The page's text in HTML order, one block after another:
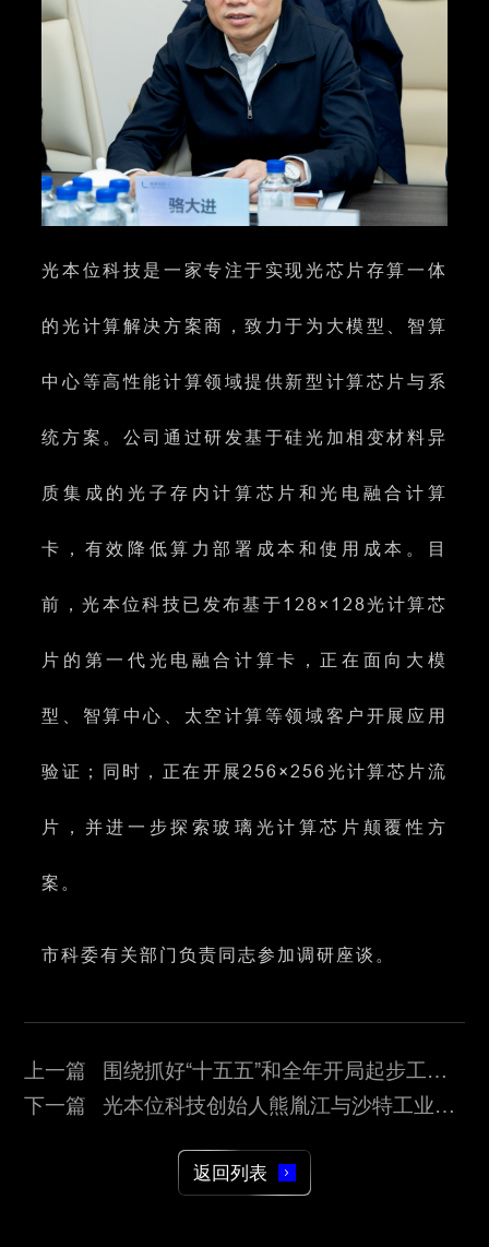
光本位科技是一家专注于实现光芯片存算一体
的光计算解决方案商，致力于为大模型、智算
中心等高性能计算领域提供新型计算芯片与系
统方案。公司通过研发基于硅光加相变材料异
质集成的光子存内计算芯片和光电融合计算
卡，有效降低算力部署成本和使用成本。目
前，光本位科技已发布基于128×128光计算芯
片的第一代光电融合计算卡，正在面向大模
型、智算中心、太空计算等领域客户开展应用
验证；同时，正在开展256×256光计算芯片流
片，并进一步探索玻璃光计算芯片颠覆性方
案。
市科委有关部门负责同志参加调研座谈 。
上一篇 围绕抓好“十五五”和全年开局起步工
作！陈吉宁在浦东张江专题调研科技创新和产业
发展工作
下一篇 光本位科技创始人熊胤江与沙特工业与
返回列表